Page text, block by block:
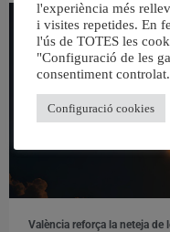
València reforça la neteja de
l'experiència més
i visites repetides. En
l'ús de TOTES les
"Configuració de les
consentiment controlat.
Configuració cookies